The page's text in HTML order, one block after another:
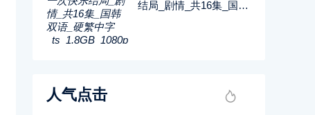
结局_剧情_共16集_国韩
人气点击